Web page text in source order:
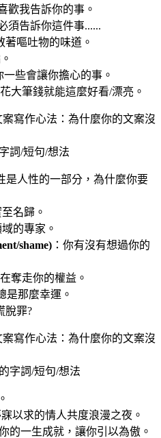
歡我告訴你的事。
須告訴你這件事......
著嘔吐物的味道。
些會讓你擔心的事。
大筆錢就能這麼好看/漂亮。
詞/短句/想法
是人性的一部分，為什麼你要
名歸。
的專家。
shame) ：你有沒有想過你的
奪走你的權益。
是那麼幸運。
脫罪?
字詞/短句/想法
以求的情人共度浪漫之夜。
的一生成就，讓你引以為傲。